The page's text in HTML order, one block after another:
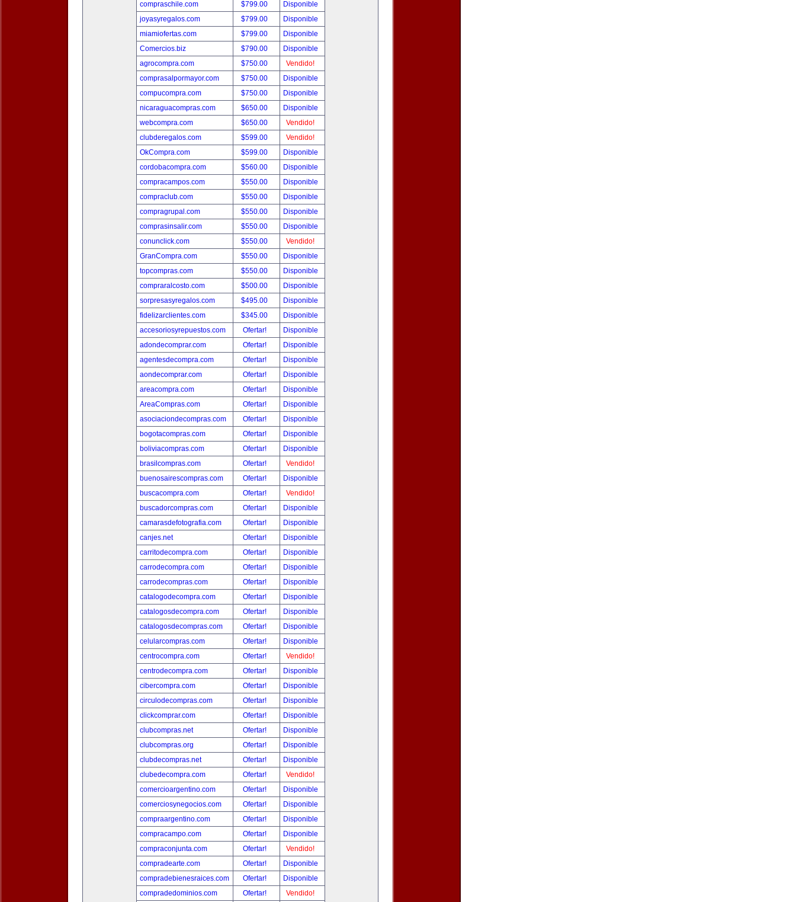
compraschile.com
$799.00
Disponible
joyasyregalos.com
$799.00
Disponible
miamiofertas.com
$799.00
Disponible
Comercios.biz
$790.00
Disponible
agrocompra.com
$750.00
Vendido!
comprasalpormayor.com
$750.00
Disponible
compucompra.com
$750.00
Disponible
nicaraguacompras.com
$650.00
Disponible
webcompra.com
$650.00
Vendido!
clubderegalos.com
$599.00
Vendido!
OkCompra.com
$599.00
Disponible
cordobacompra.com
$560.00
Disponible
compracampos.com
$550.00
Disponible
compraclub.com
$550.00
Disponible
compragrupal.com
$550.00
Disponible
comprasinsalir.com
$550.00
Disponible
conunclick.com
$550.00
Vendido!
GranCompra.com
$550.00
Disponible
topcompras.com
$550.00
Disponible
compraralcosto.com
$500.00
Disponible
sorpresasyregalos.com
$495.00
Disponible
fidelizarclientes.com
$345.00
Disponible
accesoriosyrepuestos.com
Ofertar!
Disponible
adondecomprar.com
Ofertar!
Disponible
agentesdecompra.com
Ofertar!
Disponible
aondecomprar.com
Ofertar!
Disponible
areacompra.com
Ofertar!
Disponible
AreaCompras.com
Ofertar!
Disponible
asociaciondecompras.com
Ofertar!
Disponible
bogotacompras.com
Ofertar!
Disponible
boliviacompras.com
Ofertar!
Disponible
brasilcompras.com
Ofertar!
Vendido!
buenosairescompras.com
Ofertar!
Disponible
buscacompra.com
Ofertar!
Vendido!
buscadorcompras.com
Ofertar!
Disponible
camarasdefotografia.com
Ofertar!
Disponible
canjes.net
Ofertar!
Disponible
carritodecompra.com
Ofertar!
Disponible
carrodecompra.com
Ofertar!
Disponible
carrodecompras.com
Ofertar!
Disponible
catalogodecompra.com
Ofertar!
Disponible
catalogosdecompra.com
Ofertar!
Disponible
catalogosdecompras.com
Ofertar!
Disponible
celularcompras.com
Ofertar!
Disponible
centrocompra.com
Ofertar!
Vendido!
centrodecompra.com
Ofertar!
Disponible
cibercompra.com
Ofertar!
Disponible
circulodecompras.com
Ofertar!
Disponible
clickcomprar.com
Ofertar!
Disponible
clubcompras.net
Ofertar!
Disponible
clubcompras.org
Ofertar!
Disponible
clubdecompras.net
Ofertar!
Disponible
clubedecompra.com
Ofertar!
Vendido!
comercioargentino.com
Ofertar!
Disponible
comerciosynegocios.com
Ofertar!
Disponible
compraargentino.com
Ofertar!
Disponible
compracampo.com
Ofertar!
Disponible
compraconjunta.com
Ofertar!
Vendido!
compradearte.com
Ofertar!
Disponible
compradebienesraices.com
Ofertar!
Disponible
compradedominios.com
Ofertar! Vendido!